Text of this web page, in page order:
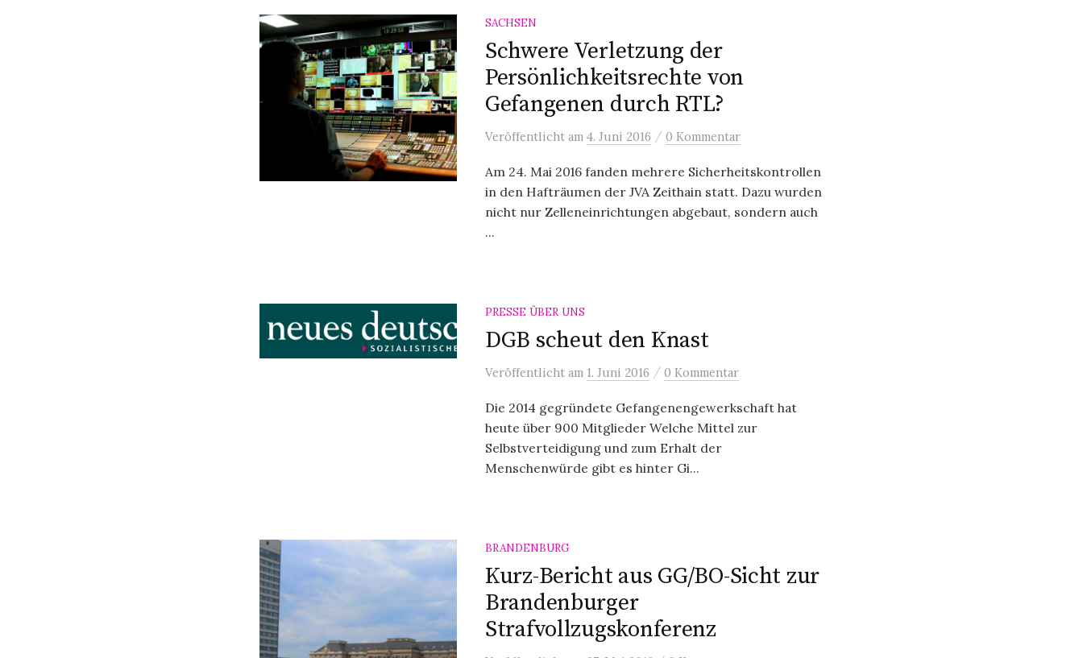
SACHSEN
Schwere Verletzung der
Persönlichkeitsrechte von
Gefangenen durch RTL?
Veröffentlicht am 4. Juni 2016 / 0 Kommentar
Am 24. Mai 2016 fanden mehrere Sicherheitskontrollen
in den Hafträumen der JVA Zeithain statt. Dazu wurden
nicht nur Zelleneinrichtungen abgebaut, sondern auch
...
PRESSE ÜBER UNS
DGB scheut den Knast
Veröffentlicht am 1. Juni 2016 / 0 Kommentar
Die 2014 gegründete Gefangenengewerkschaft hat
heute über 900 Mitglieder Welche Mittel zur
Selbstverteidigung und zum Erhalt der
Menschenwürde gibt es hinter Gi...
BRANDENBURG
Kurz-Bericht aus GG/BO-Sicht zur
Brandenburger
Strafvollzugskonferenz